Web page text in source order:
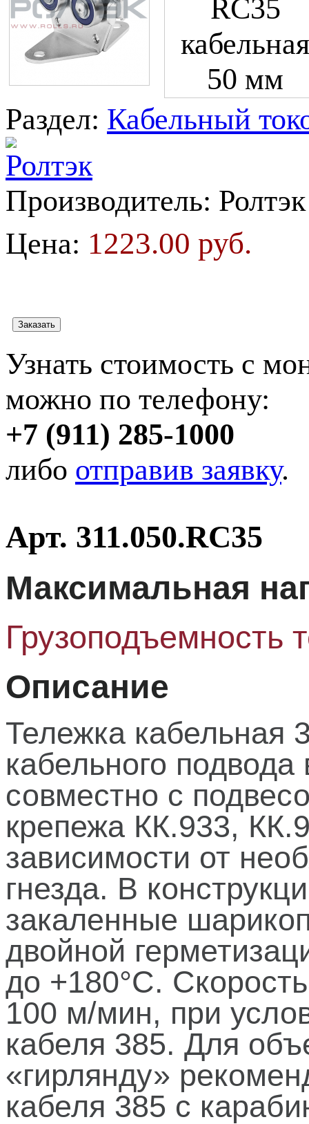
Раздел: Кабельный
Производитель: Ролтэк
Цена: 1223.00 руб.
Узнать стоимость с
можно по телефону:
+7 (911) 285-1000
либо отправив заявку.
Арт. 311.050.RC35
Максимальная
Грузоподъемность
Описание
Тележка кабельная
кабельного
совместно с
крепежа КК.933,
зависимости от
гнезда. В
закаленные
двойной
до +180°С.
100 м/мин, при
кабеля 385. Для
«гирлянду»
кабеля 385 с